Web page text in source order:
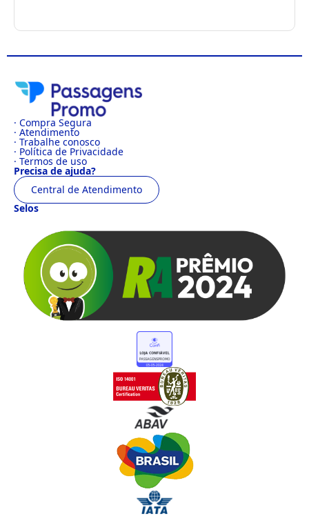
· Compra Segura
· Atendimento
· Trabalhe conosco
· Política de Privacidade
· Termos de uso
Precisa de ajuda?
Central de Atendimento
Selos